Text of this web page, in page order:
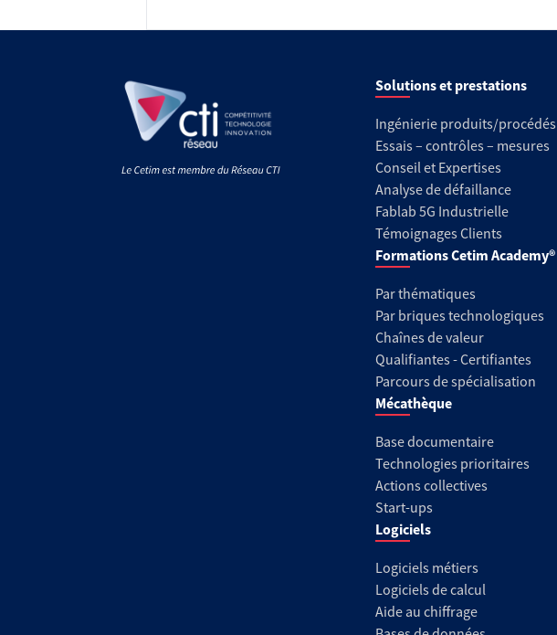
Solutions et prestations
Ingénierie produits/procédés
Essais – contrôles – mesures
Conseil et Expertises
Analyse de défaillance
Fablab 5G Industrielle
Témoignages Clients
Formations Cetim Academy®
Par thématiques
Par briques technologiques
Chaînes de valeur
Qualifiantes - Certifiantes
Parcours de spécialisation
Mécathèque
Base documentaire
Technologies prioritaires
Actions collectives
Start-ups
Logiciels
Logiciels métiers
Logiciels de calcul
Aide au chiffrage